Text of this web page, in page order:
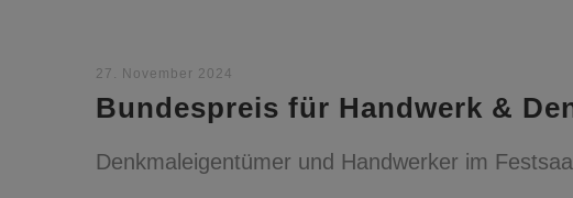
27. November 2024
Bundespreis für Handwerk &
Denkmaleigentümer und Handwerker im